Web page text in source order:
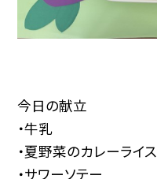
今日の献立
・牛乳
・夏野菜のカレーライス
・サワーソテー